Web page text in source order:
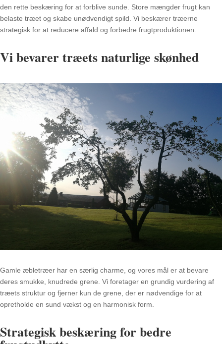
den rette beskæring for at forblive sunde. Store mængder frugt kan
belaste træet og skabe unødvendigt spild. Vi beskærer træerne
strategisk for at reducere affald og forbedre frugtproduktionen.
Vi bevarer træets naturlige skønhed
Gamle æbletræer har en særlig charme, og vores mål er at bevare
deres smukke, knudrede grene. Vi foretager en grundig vurdering af
træets struktur og fjerner kun de grene, der er nødvendige for at
opretholde en sund vækst og en harmonisk form.
Strategisk beskæring for bedre